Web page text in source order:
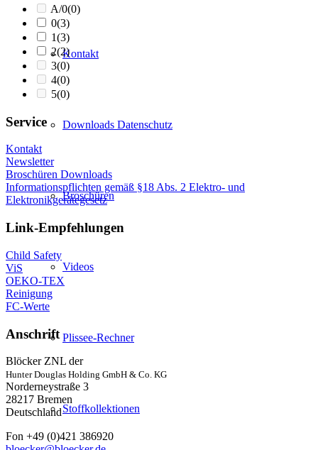
Kontakt
Downloads Datenschutz
Broschüren
Videos
Plissee-Rechner
Stoffkollektionen
A/0(0)
0(3)
1(3)
2(2)
3(0)
4(0)
5(0)
Service
Kontakt
Newsletter
Broschüren Downloads
Informationspflichten gemäß §18 Abs. 2 Elektro- und
Elektronikgerätegesetz
Link-Empfehlungen
Child Safety
ViS
OEKO-TEX
Reinigung
FC-Werte
Anschrift
Blöcker ZNL der
Hunter Douglas Holding GmbH & Co. KG
Norderneystraße 3
28217 Bremen
Deutschland
Fon +49 (0)421 386920